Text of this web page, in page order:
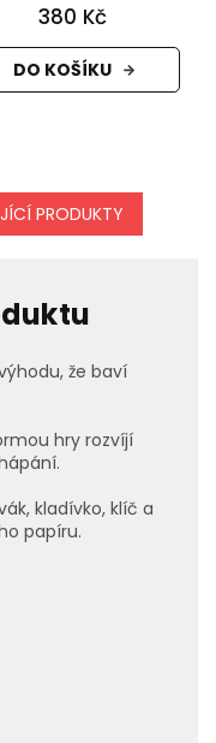
380 Kč
DO KOŠÍKU
PRODUKTY
že baví
hry rozvíjí
kladívko, klíč a
papíru.